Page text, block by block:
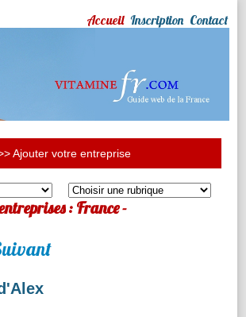
Accueil Inscription Contact
Ajouter votre entreprise
: France -